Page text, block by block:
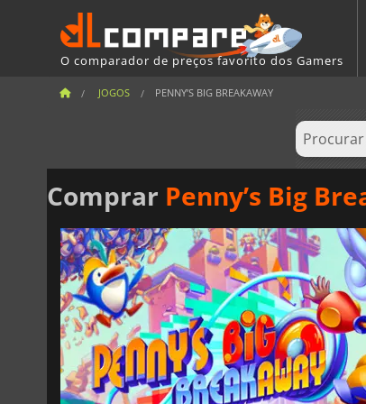
O comparador de preços favorito dos Gamers
JOGOS PENNY’S BIG BREAKAWAY
Comprar Penny’s Big